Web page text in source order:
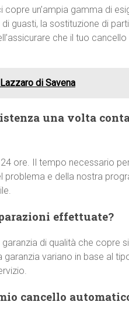
un’ampia gamma di
guasti, la sostituzione di
che il tuo
di Savena
una volta
ore. Il tempo necessario
e della nostra
effettuate?
di qualità che copre
variano in base al
cancello